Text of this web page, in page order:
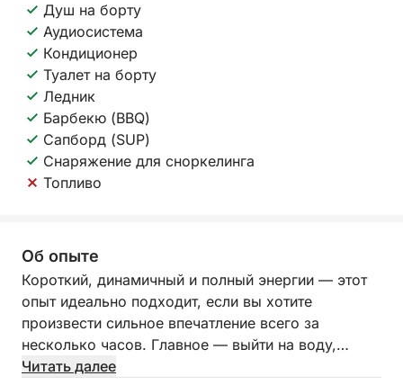
Душ на борту
Аудиосистема
Кондиционер
Туалет на борту
Ледник
Барбекю (BBQ)
Сапборд (SUP)
Снаряжение для сноркелинга
Топливо
Об опыте
Короткий, динамичный и полный энергии — этот
опыт идеально подходит, если вы хотите
произвести сильное впечатление всего за
несколько часов. Главное — выйти на воду,
почувствовать скорость и сразу же окунуться в
Читать далее